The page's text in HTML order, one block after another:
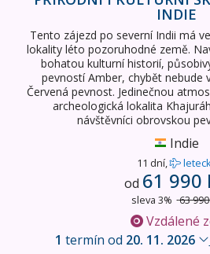
INDIE
Tento zájezd po severní Indii má
lokality léto pozoruhodné země.
bohatou kulturní historií,
pevností Amber, chybět nebude
Červená pevnost. Jedinečnou
archeologická lokalita
návštěvníci obrovskou
Indie
11 dní,
od 61 990
sleva 3% 63
Vzdálené
1 termín od 20. 11. 2026